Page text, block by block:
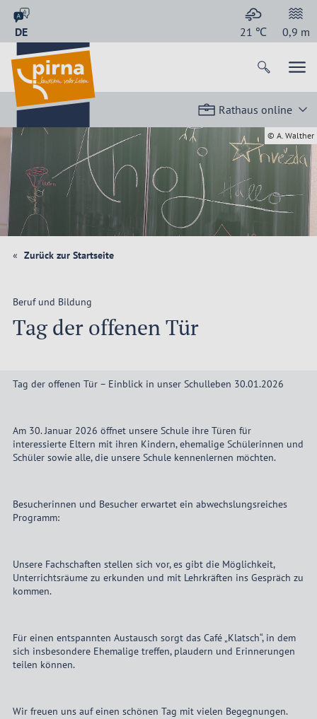
DE 21 ℃ 0,9 m
Rathaus online
© A. Walther
Zurück zur Startseite
Beruf und Bildung
Tag der offenen Tür
Tag der offenen Tür – Einblick in unser Schulleben 30.01.2026
Am 30. Januar 2026 öffnet unsere Schule ihre Türen für
interessierte Eltern mit ihren Kindern, ehemalige Schülerinnen und
Schüler sowie alle, die unsere Schule kennenlernen möchten.
Besucherinnen und Besucher erwartet ein abwechslungsreiches
Programm:
Unsere Fachschaften stellen sich vor, es gibt die Möglichkeit,
Unterrichtsräume zu erkunden und mit Lehrkräften ins Gespräch zu
kommen.
Für einen entspannten Austausch sorgt das Café „Klatsch“, in dem
sich insbesondere Ehemalige treffen, plaudern und Erinnerungen
teilen können.
Wir freuen uns auf einen schönen Tag mit vielen Begegnungen.